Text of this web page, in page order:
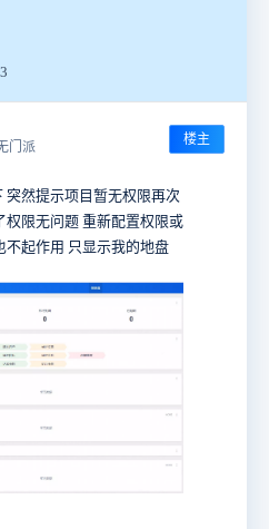
门派 楼主
突然提示项目暂无权限再次
权限无问题 重新配置权限或
不起作用 只显示我的地盘